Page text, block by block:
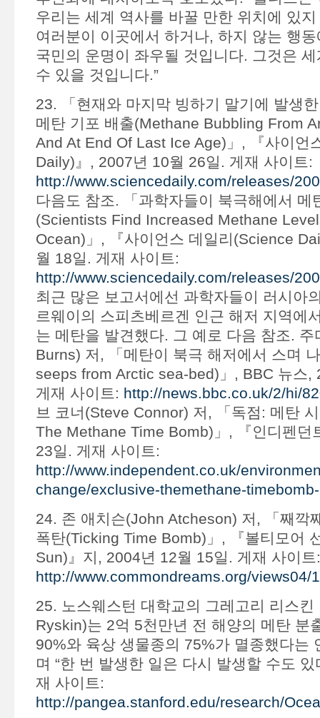
우리는 세계 역사를 바꿀 만한 위치에 있
여러분이 이곳에서 하거나, 하지 않는 행
국민의 운명이 좌우될 것입니다. 그것은
수 있을 것입니다.”
23. 「현재와 마지막 빙하기 말기에 발생
메탄 기포 배출(Methane Bubbling From
And At End Of Last Ice Age)」, 『사이언
Daily)』, 2007년 10월 26일. 게재 사이트:
http://www.sciencedaily.com/releases/
다음도 참조. 「과학자들이 북극해에서 메
(Scientists Find Increased Methane
Ocean)」, 『사이언스 데일리(Science
월 18일. 게재 사이트:
http://www.sciencedaily.com/releases/
최근 많은 보고서에선 과학자들이 러시아
르웨이의 스피츠베르겐 인근 해저 지역에
는 메탄을 발견했다. 그 예로 다음 참조.
Burns) 저, 「메탄이 북극 해저에서 스며
seeps from Arctic sea-bed)」, BBC 뉴스,
게재 사이트: http://news.bbc.co.uk/2/hi/
브 코너(Steve Connor) 저, 「독점: 메탄
The Methane Time Bomb)」, 『인디펜던
23일. 게재 사이트:
http://www.independent.co.uk/
change/exclusive-themethane-
24. 존 애치슨(John Atcheson) 저, 「째깍
폭탄(Ticking Time Bomb)」, 『볼티모어
Sun)』지, 2004년 12월 15일. 게재 사이트:
http://www.commondreams.org/views04/
25. 노스웨스턴 대학교의 그레고리 리스킨
Ryskin)는 2억 5천만년 전 해양의 메탄 분
90%와 육상 생물종의 75%가 멸종했다는
며 “한 번 발생한 일은 다시 발생할 수도 있
재 사이트:
http://pangea.stanford.edu/research/